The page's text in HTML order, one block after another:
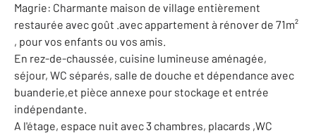
Magrie: Charmante maison de village entièrement
restaurée avec goût .avec appartement à rénover de 71m²
, pour vos enfants ou vos amis.
En rez-de-chaussée, cuisine lumineuse aménagée,
séjour, WC séparés, salle de douche et dépendance avec
buanderie,et pièce annexe pour stockage et entrée
indépendante.
A l'étage, espace nuit avec 3 chambres, placards ,WC